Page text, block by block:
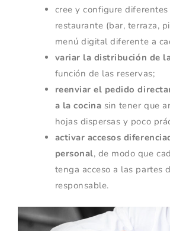
cree y configure diferentes
restaurante (bar, terraza,
menú digital diferente a
variar la distribución de
función de las reservas;
reenviar el pedido
a la cocina sin tener que
hojas dispersas y poco
activar accesos
personal, de modo que
tenga acceso a las partes
responsable.